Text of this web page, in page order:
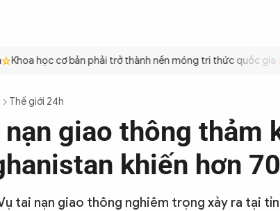
Khoa học cơ bản phải trở thành nền móng tri thức quốc gia
Thế giới 24h
nạn giao thông thảm
khiến hơn
tai nạn giao thông nghiêm trọng xảy ra tại